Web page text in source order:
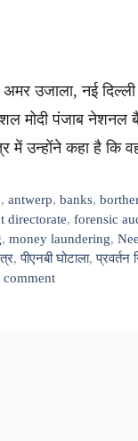
उजाला, नई
मोदी पंजाब नेशनल
में उन्होंने कहा है
,antwerp,banks,
directorate, forensic
, money laundering,
,पीएनबी घोटाला,प्रवर्तन
comment